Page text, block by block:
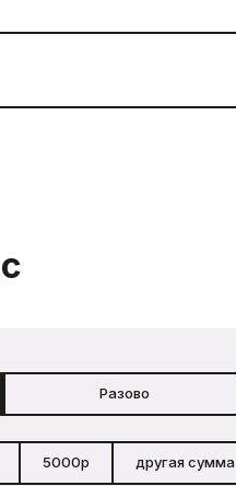
Разово
5000р другая сумма